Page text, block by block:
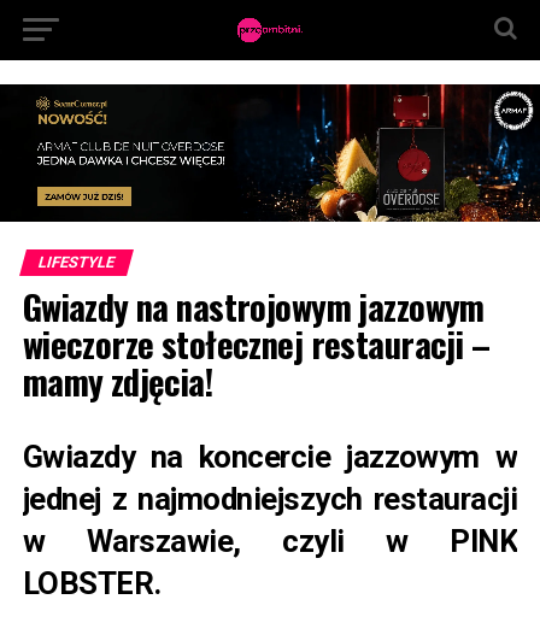
LIFESTYLE
Gwiazdy na nastrojowym jazzowym
wieczorze stołecznej restauracji –
mamy zdjęcia!
Gwiazdy na koncercie jazzowym w
jednej z najmodniejszych restauracji
w Warszawie, czyli w PINK
LOBSTER.